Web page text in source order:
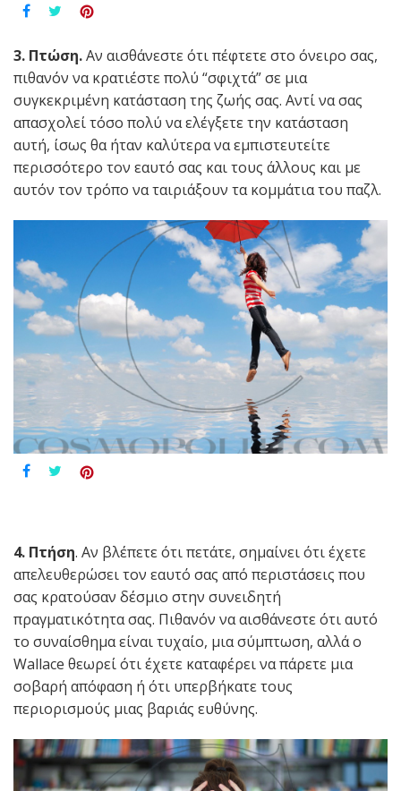
3. Πτώση.Αν αισθάνεστε ότι πέφτετε στο όνειρο σας,
πιθανόν να κρατιέστε πολύ “σφιχτά” σε μια
συγκεκριμένη κατάσταση της ζωής σας. Αντί να σας
απασχολεί τόσο πολύ να ελέγξετε την κατάσταση
αυτή, ίσως θα ήταν καλύτερα να εμπιστευτείτε
περισσότερο τον εαυτό σας και τους άλλους και με
αυτόν τον τρόπο να ταιριάξουν τα κομμάτια του παζλ.
4. Πτήση. Αν βλέπετε ότι πετάτε, σημαίνει ότι έχετε
απελευθερώσει τον εαυτό σας από περιστάσεις που
σας κρατούσαν δέσμιο στην συνειδητή
πραγματικότητα σας. Πιθανόν να αισθάνεστε ότι αυτό
το συναίσθημα είναι τυχαίο, μια σύμπτωση, αλλά ο
Wallace θεωρεί ότι έχετε καταφέρει να πάρετε μια
σοβαρή απόφαση ή ότι υπερβήκατε τους
περιορισμούς μιας βαριάς ευθύνης.